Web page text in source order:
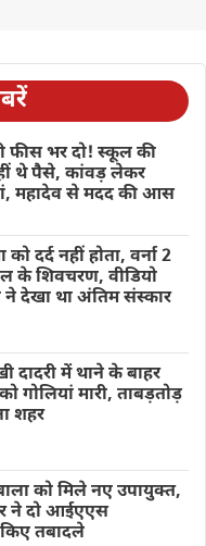
फीस भर दो! स्कूल की
थे पैसे, कांवड़ लेकर
महादेव से मदद की आस
दर्द नहीं होता, वर्ना 2
के शिवचरण, वीडियो
ने देखा था अंतिम संस्कार
दादरी में थाने के बाहर
गोलियां मारी, ताबड़तोड़
शहर
को मिले नए उपायुक्त,
ने दो आईएएस
तबादले